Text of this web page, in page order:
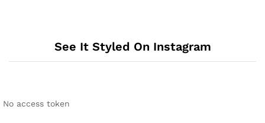
See It Styled On Instagram
No access token